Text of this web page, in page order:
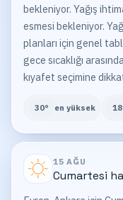
bekleniyor. Yağış
esmesi bekleniyor.
planları için genel
gece sıcaklığı
kıyafet seçimine
30° en yüksek 18
15 AĞU
Cumartesi